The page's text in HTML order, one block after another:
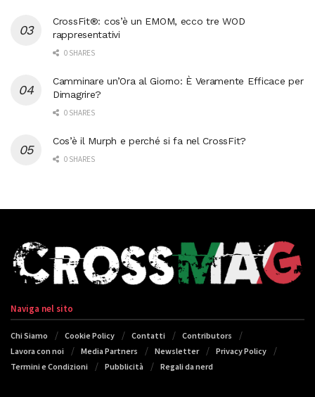
CrossFit®: cos’è un EMOM, ecco tre WOD
rappresentativi
0 SHARES
Camminare un’Ora al Giorno: È Veramente Efficace per
Dimagrire?
0 SHARES
Cos’è il Murph e perché si fa nel CrossFit?
0 SHARES
Naviga nel sito
Chi Siamo Cookie Policy Contatti
Contributors
Lavora con noi
Media Partners Newsletter
Privacy Policy
Termini e Condizioni
Pubblicità Regali da nerd